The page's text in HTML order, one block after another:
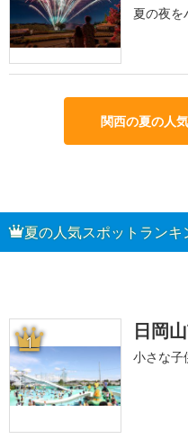
夏の夜を
関西の夏の人
夏の人気スポットランキ
1 日岡
小さな子